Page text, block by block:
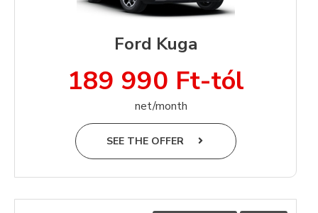
Ford Kuga
189 990 Ft-tól
net/month
SEE THE OFFER